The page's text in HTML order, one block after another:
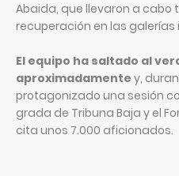
Abaida, que llevaron a
recuperación en las
El equipo ha saltado al
aproximadamente y,
protagonizado una sesión
grada de Tribuna Baja y el
cita unos 7.000 aficionados.